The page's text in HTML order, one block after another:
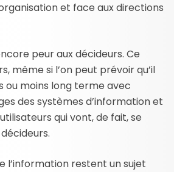
et face aux directions
peur aux décideurs. Ce
même si l’on peut prévoir qu’il
ou moins long terme avec
des systèmes d’information et
qui vont, de fait, se
l’information restent un sujet